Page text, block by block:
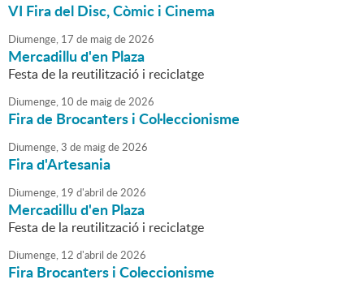
VI Fira del Disc, Còmic i Cinema
Diumenge, 17 de maigde2026
Mercadillu d'en Plaza
Festa de la reutilització i reciclatge
Diumenge, 10 de maigde2026
Fira de Brocanters i Col·leccionisme
Diumenge,3 de maigde2026
Fira d'Artesania
Diumenge, 19 d'abril de2026
Mercadillu d'en Plaza
Festa de la reutilització i reciclatge
Diumenge, 12 d'abril de2026
Fira Brocanters i Coleccionisme